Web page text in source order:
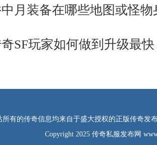
月装备在哪些地图或怪
SF玩家如何做到升级最
所有的传奇信息均来自于盛大授权的正版传奇发
Copyright 2025 传奇私服发布网